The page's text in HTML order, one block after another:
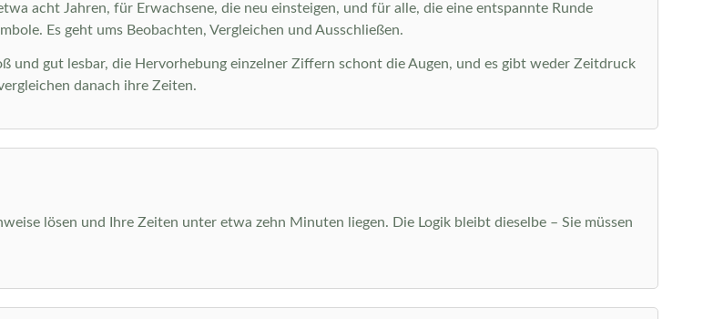
acht Jahren, für Erwachsene, die neu einsteigen, und für alle, die eine entspannte Runde
Es geht ums Beobachten, Vergleichen und Ausschließen.
und gut lesbar, die Hervorhebung einzelner Ziffern schont die Augen, und es gibt weder Zeitdruck
danach ihre Zeiten.
lösen und Ihre Zeiten unter etwa zehn Minuten liegen. Die Logik bleibt dieselbe – Sie müssen